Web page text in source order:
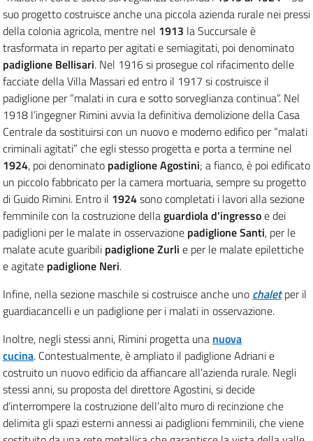
suo progetto costruisce anche una piccola azienda rurale nei pressi
della colonia agricola, mentre nel 1913 la Succursale è
trasformata in reparto per agitati e semiagitati, poi denominato
padiglione Bellisari. Nel 1916 si prosegue col rifacimento delle
facciate della Villa Massari ed entro il 1917 si costruisce il
padiglione per “malati in cura e sotto sorveglianza continua”. Nel
1918 l’ingegner Rimini avvia la definitiva demolizione della Casa
Centrale da sostituirsi con un nuovo e moderno edifico per “malati
criminali agitati” che egli stesso progetta e porta a termine nel
1924, poi denominato padiglione Agostini; a fianco, è poi edificato
un piccolo fabbricato per la camera mortuaria, sempre su progetto
di Guido Rimini. Entro il 1924sono completati i lavori alla sezione
femminile con la costruzione dellaguardiola d’ingressoe dei
padiglioni per le malate in osservazione padiglione Santi, per le
malate acute guaribili padiglione Zurli e per le malate epilettiche
e agitate padiglione Neri.
Infine, nella sezione maschile si costruisce anche uno chalet per il
guardiacancellie un padiglione per i malati in osservazione.
Inoltre, negli stessi anni, Rimini progetta una nuova
cucina. Contestualmente, è ampliato il padiglione Adriani e
costruito un nuovo edificio da affiancare all’azienda rurale. Negli
stessi anni, su proposta del direttore Agostini, si decide
d’interrompere la costruzione dell’alto muro di recinzione che
delimita gli spazi esterni annessi ai padiglioni femminili, che viene